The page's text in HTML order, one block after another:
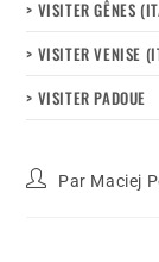
> VISITER GÊNES
> VISITER VENISE
> VISITER PADOUE
Par Maciej